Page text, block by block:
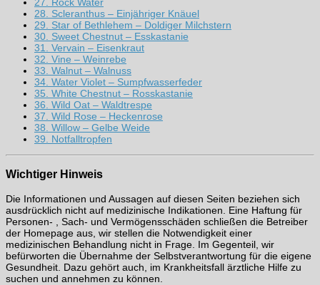
28. Scleranthus – Einjähriger Knäuel
29. Star of Bethlehem – Doldiger Milchstern
30. Sweet Chestnut – Esskastanie
31. Vervain – Eisenkraut
32. Vine – Weinrebe
33. Walnut – Walnuss
34. Water Violet – Sumpfwasserfeder
35. White Chestnut – Rosskastanie
36. Wild Oat – Waldtrespe
37. Wild Rose – Heckenrose
38. Willow – Gelbe Weide
39. Notfalltropfen
Wichtiger Hinweis
Die Informationen und Aussagen auf diesen Seiten beziehen sich
ausdrücklich nicht auf medizinische Indikationen. Eine Haftung für
Personen- , Sach- und Vermögensschäden schließen die Betreiber
der Homepage aus, wir stellen die Notwendigkeit einer
medizinischen Behandlung nicht in Frage. Im Gegenteil, wir
befürworten die Übernahme der Selbstverantwortung für die eigene
Gesundheit. Dazu gehört auch, im Krankheitsfall ärztliche Hilfe zu
suchen und annehmen zu können.